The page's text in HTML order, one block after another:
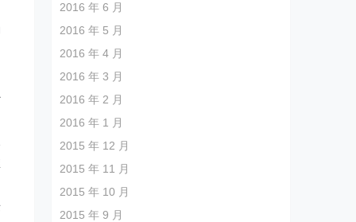
2016 年 6 月
2016 年 5 月
2016 年 4 月
2016 年 3 月
2016 年 2 月
2016 年 1 月
2015 年 12 月
2015 年 11 月
2015 年 10 月
2015 年 9 月